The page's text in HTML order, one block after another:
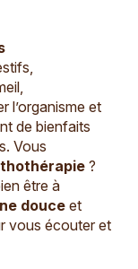
l’organisme et
de bienfaits
Vous
?
être à
douceet
vous écouter et